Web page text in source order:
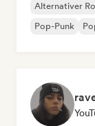
Alternativer
Pop-Punk